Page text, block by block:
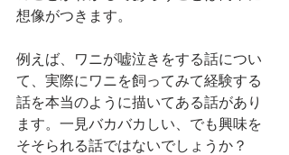
想像がつきます。
例えば、ワニが嘘泣きをする話につい
て、実際にワニを飼ってみて経験する
話を本当のように描いてある話があり
ます。一見バカバカしい、でも興味を
そそられる話ではないでしょうか？